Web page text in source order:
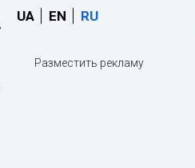
UA EN RU
Разместить рекламу